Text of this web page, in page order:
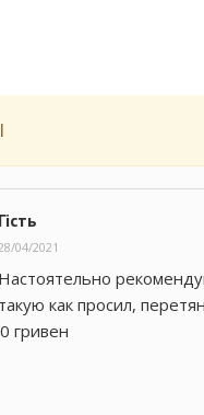
Гість
04/2021
Настоятельно
такую как просил,
гривен